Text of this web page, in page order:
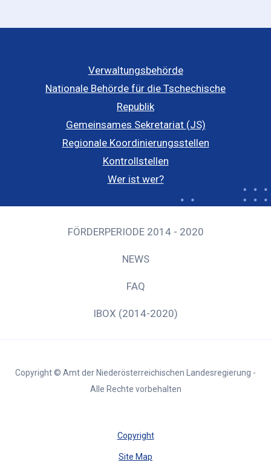
Verwaltungsbehörde
Nationale Behörde für die Tschechische
Republik
Gemeinsames Sekretariat (JS)
Regionale Koordinierungsstellen
Kontrollstellen
Wer ist wer?
FÖRDERPERIODE 2014 - 2020
NEWS
FAQ
IBOX (2014-2020)
Copyright © Amt der Niederösterreichischen Landesregierung -
Alle Rechte vorbehalten
Copyright
Site Map